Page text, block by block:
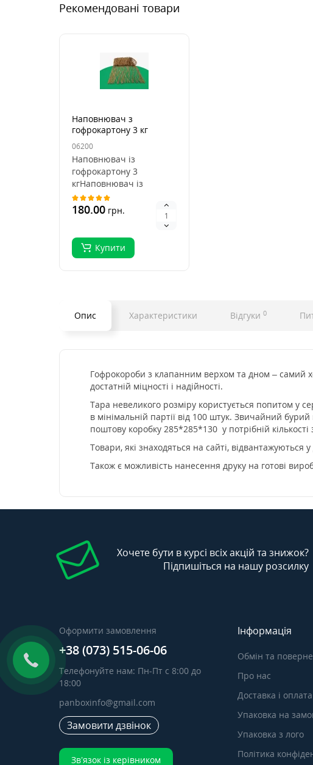
Рекомендовані товари
Наповнювач з
гофрокартону 3 кг
06200
Наповнювач із
гофрокартону 3
кгНаповнювач із
гофрокартону — це
практичне та
екологічне рішення для
180.00 грн.
Купити
Опис Характеристики Відгуки 0
Гофрокороби з клапанним верхом та дном – самий
достатній міцності і надійності.
Тара невеликого розміру користується попитом у
в мінімальній партії від 100 штук. Звичайний бурий
поштову коробку 285*285*130 у потрібній кількості
Товари, які знаходяться на сайті, відвантажуються
Також є можливість нанесення друку на готові
Хочете бути в курсі всіх акцій та знижок?
Підпишіться на нашу розсилку
Оформити замовлення
+38 (073) 515-06-06
Телефонуйте нам: Пн-Пт с 8:00 до
18:00
panboxinfo@gmail.com
Замовити дзвінок
Зв’язок із керівником
Інформація
Обмін та
Про нас
Доставка і оплата
Упаковка на
Упаковка з лого
Політика